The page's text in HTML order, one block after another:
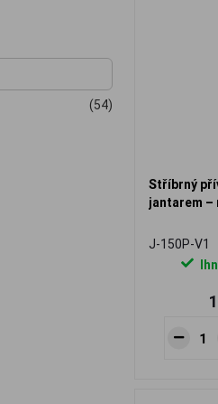
(54)
Stříbrný
jantarem –
J-150P-V1